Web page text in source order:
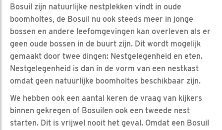
Bosuil zijn natuurlijke nestplekken vindt in oude
boomholtes, de Bosuil nu ook steeds meer in jonge
bossen en andere leefomgevingen kan overleven als er
geen oude bossen in de buurt zijn. Dit wordt mogelijk
gemaakt door twee dingen: Nestgelegenheid en eten.
Nestgelegenheid is dan in de vorm van een nestkast
omdat geen natuurlijke boomholtes beschikbaar zijn.
We hebben ook een aantal keren de vraag van kijkers
binnen gekregen of Bosuilen ook een tweede nest
starten. Dit is vrijwel nooit het geval. Omdat een Bosuil